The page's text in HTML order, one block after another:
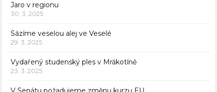
Jaro v regionu
30. 3. 2025
Sázíme veselou alej ve Veselé
29. 3. 2025
Vydařený studenský ples v Mrákotíně
23. 3. 2025